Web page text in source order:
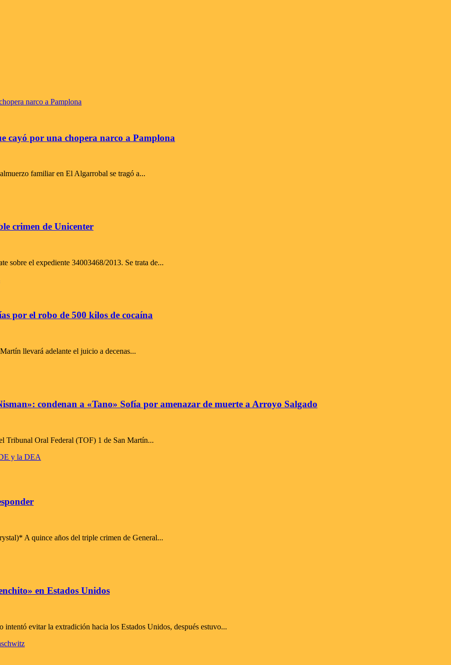
cayó por una chopera narco a Pamplona
familiar en El Algarrobal se tragó a...
crimen de Unicenter
sobre el expediente 34003468/2013. Se trata de...
por el robo de 500 kilos de cocaína
llevará adelante el juicio a decenas...
condenan a «Tano» Sofía por amenazar de muerte a Arroyo Salgado
Tribunal Oral Federal (TOF) 1 de San Martín...
A quince años del triple crimen de General...
en Estados Unidos
evitar la extradición hacia los Estados Unidos, después estuvo...